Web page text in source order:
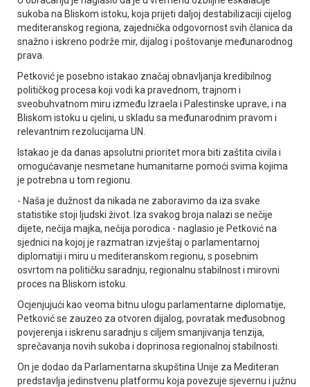
sukoba na Bliskom istoku, koja prijeti daljoj destabilizaciji cijelog
mediteranskog regiona, zajednička odgovornost svih članica da
snažno i iskreno podrže mir, dijalog i poštovanje međunarodnog
prava.
Petković je posebno istakao značaj obnavljanja kredibilnog
političkog procesa koji vodi ka pravednom, trajnom i
sveobuhvatnom miru između Izraela i Palestinske uprave, i na
Bliskom istoku u cjelini, u skladu sa međunarodnim pravom i
relevantnim rezolucijama UN.
Istakao je da danas apsolutni prioritet mora biti zaštita civila i
omogućavanje nesmetane humanitarne pomoći svima kojima
je potrebna u tom regionu.
- Naša je dužnost da nikada ne zaboravimo da iza svake
statistike stoji ljudski život. Iza svakog broja nalazi se nečije
dijete, nečija majka, nečija porodica - naglasio je Petković na
sjednici na kojoj je razmatran izvještaj o parlamentarnoj
diplomatiji i miru u mediteranskom regionu, s posebnim
osvrtom na političku saradnju, regionalnu stabilnost i mirovni
proces na Bliskom istoku.
Ocjenjujući kao veoma bitnu ulogu parlamentarne diplomatije,
Petković se zauzeo za otvoren dijalog, povratak međusobnog
povjerenja i iskrenu saradnju s ciljem smanjivanja tenzija,
sprečavanja novih sukoba i doprinosa regionalnoj stabilnosti.
On je dodao da Parlamentarna skupština Unije za Mediteran
predstavlja jedinstvenu platformu koja povezuje sjevernu i južnu